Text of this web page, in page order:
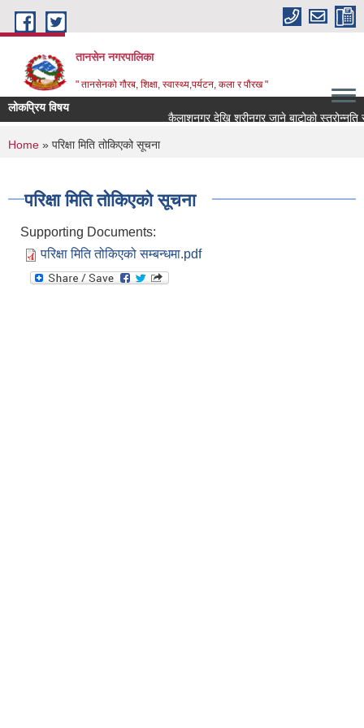
Skip to main content
तानसेन नगरपालिका
" तानसेनको गौरब, शिक्षा, स्वास्थ्य,पर्यटन, कला र पौरख "
लोकप्रिय विषय
You are here
Home » परिक्षा मिति तोकिएको सूचना
परिक्षा मिति तोकिएको सूचना
Supporting Documents:
परिक्षा मिति तोकिएको सम्बन्धमा.pdf